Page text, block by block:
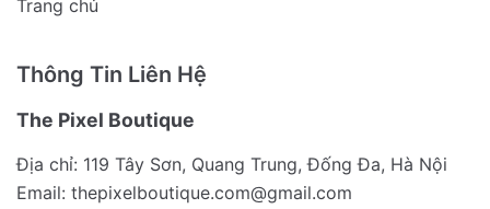
Trang chủ
Thông Tin Liên Hệ
The Pixel Boutique
Địa chỉ: 119 Tây Sơn, Quang Trung, Đống Đa, Hà Nội
Email: thepixelboutique.com@gmail.com